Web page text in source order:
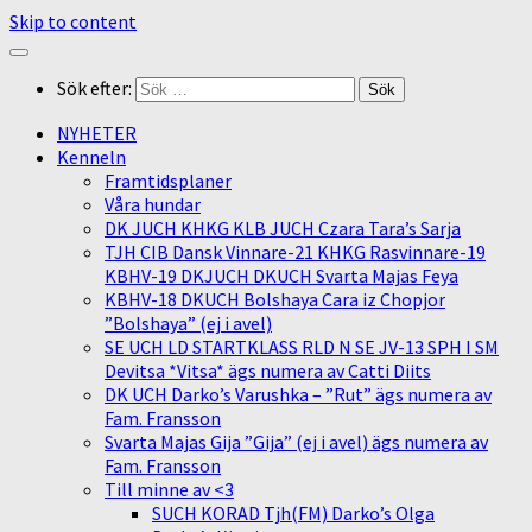
Skip to content
Sök efter:
NYHETER
Kenneln
Framtidsplaner
Våra hundar
DK JUCH KHKG KLB JUCH Czara Tara’s Sarja
TJH CIB Dansk Vinnare-21 KHKG Rasvinnare-19
KBHV-19 DKJUCH DKUCH Svarta Majas Feya
KBHV-18 DKUCH Bolshaya Cara iz Chopjor
”Bolshaya” (ej i avel)
SE UCH LD STARTKLASS RLD N SE JV-13 SPH I SM
Devitsa *Vitsa* ägs numera av Catti Diits
DK UCH Darko’s Varushka – ”Rut” ägs numera av
Fam. Fransson
Svarta Majas Gija ”Gija” (ej i avel) ägs numera av
Fam. Fransson
Till minne av <3
SUCH KORAD Tjh(FM) Darko’s Olga